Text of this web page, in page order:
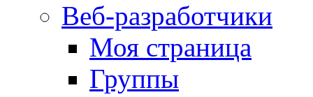
Веб-разработчики
Моя страница
Группы